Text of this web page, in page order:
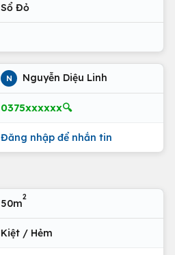
Sổ Đỏ
N Nguyễn Diệu Linh
0375xxxxxx🔍
Đăng nhập để nhắn tin
50m
2
Kiệt / Hẻm